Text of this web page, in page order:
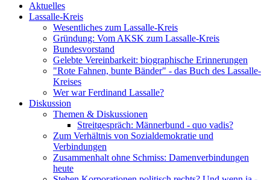
Aktuelles
Lassalle-Kreis
Wesentliches zum Lassalle-Kreis
Gründung: Vom AKSK zum Lassalle-Kreis
Bundesvorstand
Gelebte Vereinbarkeit: biographische Erinnerungen
"Rote Fahnen, bunte Bänder" - das Buch des Lassalle-
Kreises
Wer war Ferdinand Lassalle?
Diskussion
Themen & Diskussionen
Streitgespräch: Männerbund - quo vadis?
Zum Verhältnis von Sozialdemokratie und
Verbindungen
Zusammenhalt ohne Schmiss: Damenverbindungen
heute